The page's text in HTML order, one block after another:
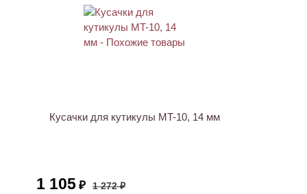
Кусачки для кутикулы MT-10, 14 мм
1 105 ₽ 1 272 ₽